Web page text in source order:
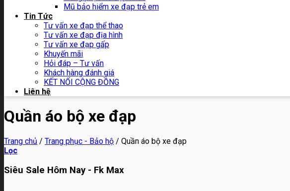
Mũ bảo hiểm xe đạp trẻ em
Tin Tức
Tư vấn xe đạp thể thao
Tư vấn xe đạp địa hình
Tư vấn xe đạp gấp
Khuyến mãi
Hỏi đáp – Tư vấn
Khách hàng đánh giá
KẾT NỐI CỘNG ĐỒNG
Liên hệ
Quần áo bộ xe đạp
Trang chủ / Trang phục - Bảo hộ / Quần áo bộ xe đạp
Lọc
Siêu Sale Hôm Nay - Fk Max